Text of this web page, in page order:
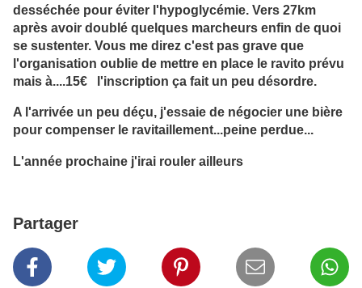
desséchée pour éviter l'hypoglycémie. Vers 27km
après avoir doublé quelques marcheurs enfin de quoi
se sustenter. Vous me direz c'est pas grave que
l'organisation oublie de mettre en place le ravito prévu
mais à....15€ l'inscription ça fait un peu désordre.
A l'arrivée un peu déçu, j'essaie de négocier une bière
pour compenser le ravitaillement...peine perdue...
L'année prochaine j'irai rouler ailleurs
Partager